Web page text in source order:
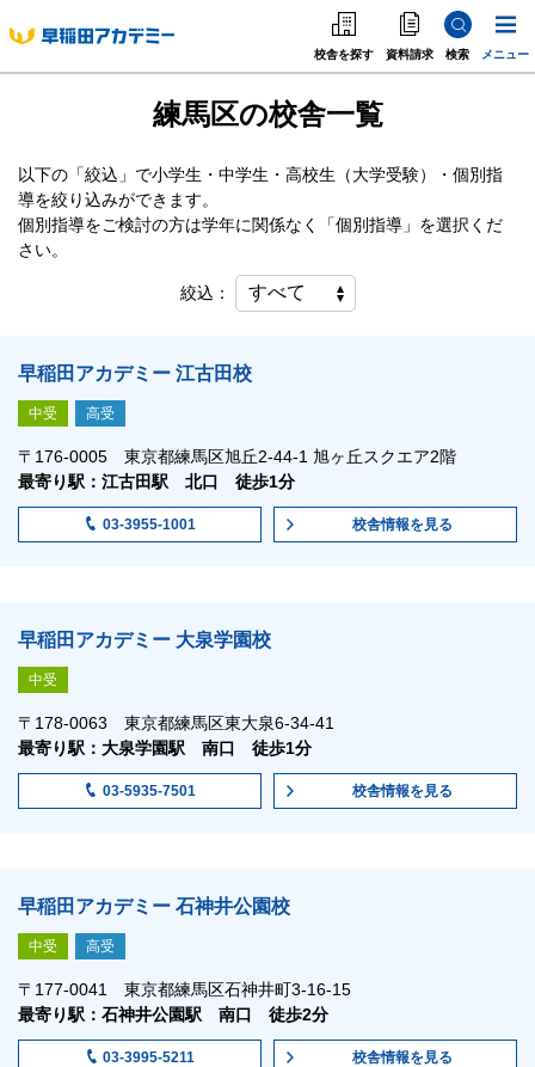
校舎を探す 資料請求 検索 メニュー
中学受験
高校受験
大学受験
英語教室
練馬区の校舎一覧
以下の「絞込」で小学生・中学生・高校生（大学受験）・個別指
導を絞り込みができます。
個別指導をご検討の方は学年に関係なく「個別指導」を選択くだ
さい。
絞込：
早稲田アカデミー 江古田校
中受 高受
〒176-0005 東京都練馬区旭丘2-44-1 旭ヶ丘スクエア2階
最寄り駅：江古田駅 北口 徒歩1分
03-3955-1001 校舎情報を見る
早稲田アカデミー 大泉学園校
中受
〒178-0063 東京都練馬区東大泉6-34-41
最寄り駅：大泉学園駅 南口 徒歩1分
03-5935-7501 校舎情報を見る
早稲田アカデミー 石神井公園校
中受 高受
〒177-0041 東京都練馬区石神井町3-16-15
最寄り駅：石神井公園駅 南口 徒歩2分
03-3995-5211 校舎情報を見る